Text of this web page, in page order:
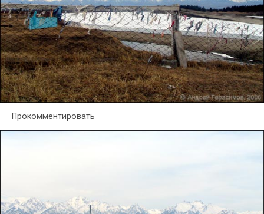
Прокомментировать